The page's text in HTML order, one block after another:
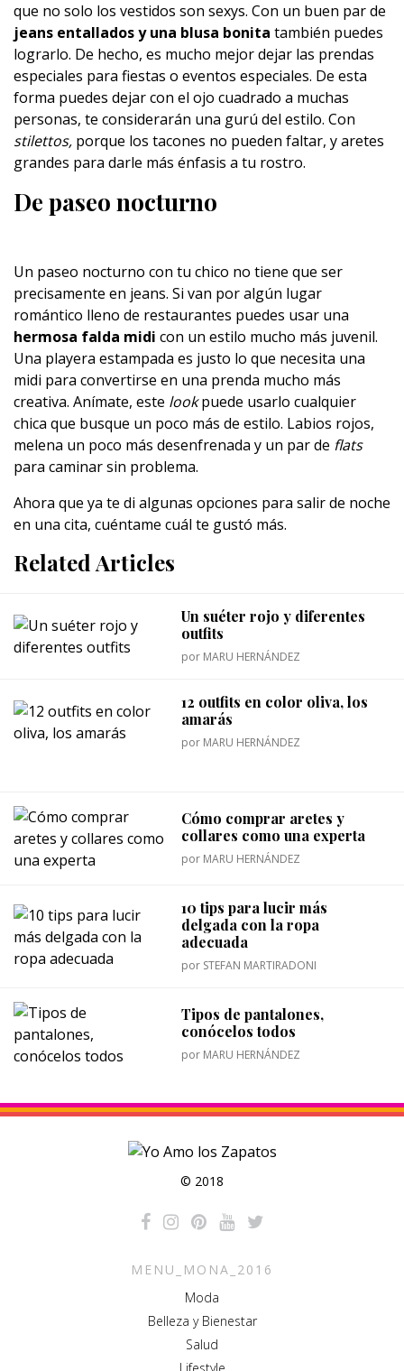
que no solo los vestidos son sexys. Con un buen par de
jeans entallados y una blusa bonita también puedes
lograrlo. De hecho, es mucho mejor dejar las prendas
especiales para fiestas o eventos especiales. De esta
forma puedes dejar con el ojo cuadrado a muchas
personas, te considerarán una gurú del estilo. Con
stilettos, porque los tacones no pueden faltar, y aretes
grandes para darle más énfasis a tu rostro.
De paseo nocturno
Un paseo nocturno con tu chico no tiene que ser
precisamente en jeans. Si van por algún lugar
romántico lleno de restaurantes puedes usar una
hermosa falda midi con un estilo mucho más juvenil.
Una playera estampada es justo lo que necesita una
midi para convertirse en una prenda mucho más
creativa. Anímate, este lookpuede usarlo cualquier
chica que busque un poco más de estilo. Labios rojos,
melena un poco más desenfrenada y un par de flats
para caminar sin problema.
Ahora que ya te di algunas opciones para salir de noche
en una cita, cuéntame cuál te gustó más.
Related Articles
Un suéter rojo y diferentes
outfits
por MARU HERNÁNDEZ
12 outfits en color oliva, los
amarás
por MARU HERNÁNDEZ
Cómo comprar aretes y
collares como una experta
por MARU HERNÁNDEZ
10 tips para lucir más
delgada con la ropa
adecuada
por STEFAN MARTIRADONI
Tipos de pantalones,
conócelos todos
por MARU HERNÁNDEZ
© 2018
MENU_MONA_2016
Moda
Belleza y Bienestar
Salud